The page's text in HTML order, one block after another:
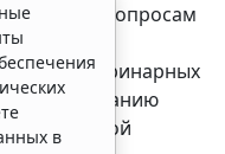
по вопросам
единства
ветеринарных
ЕЭП в данной
в